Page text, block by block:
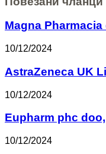
Magna Pharmacia
10/12/2024
AstraZeneca UK
10/12/2024
Eupharm phc
10/12/2024